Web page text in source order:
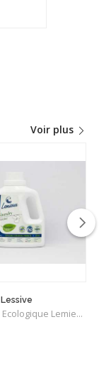
Voir plus
De Produits Ecologique Lemieux Brossard